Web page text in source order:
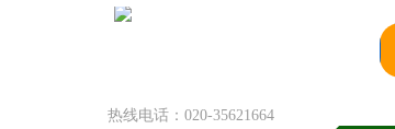
热线电话：020-35621664